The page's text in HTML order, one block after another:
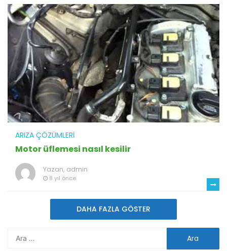
ARIZA ÇÖZÜMLERI
Motor üflemesi nasıl kesilir
Yazan, admin
8 yıl önce
DAHA FAZLA GÖSTER